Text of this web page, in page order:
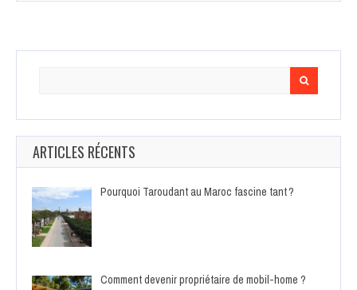
ARTICLES RÉCENTS
Pourquoi Taroudant au Maroc fascine tant ?
Comment devenir propriétaire de mobil-home ?